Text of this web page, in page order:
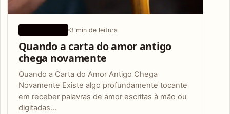
3 min de leitura
Quando a carta do amor antigo
chega novamente
Quando a Carta do Amor Antigo Chega
Novamente Existe algo profundamente tocante
em receber palavras de amor escritas à mão ou
digitadas…